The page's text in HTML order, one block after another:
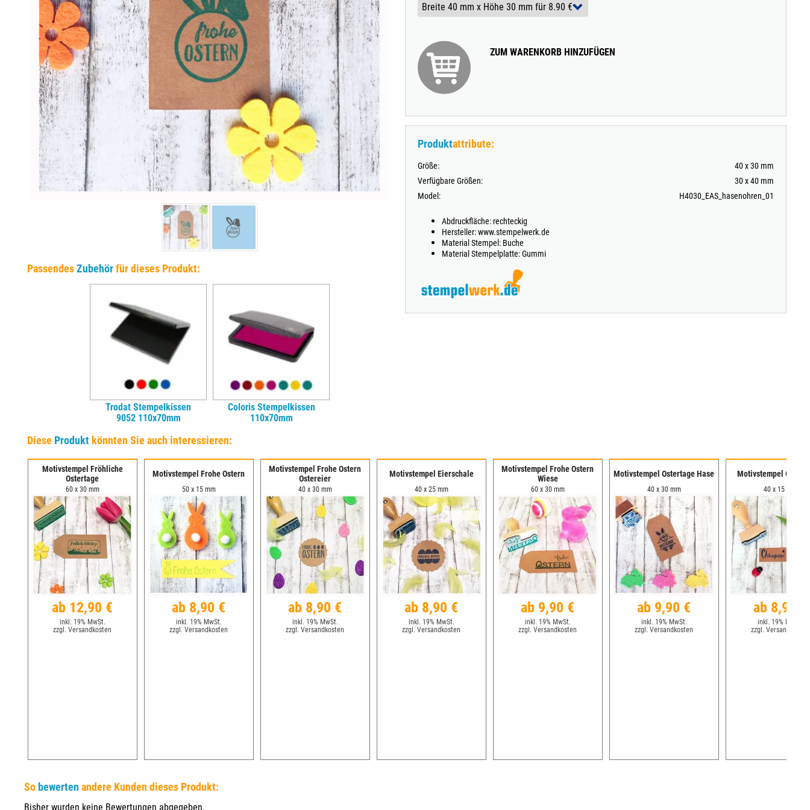
EINSÄTZE FÜR TRODAT PRÄGEZANGEN
DELRINPLATTEN FÜR PRÄGEZANGEN
TRODAT® VINTAGE
TRODAT® CREATIVE MINI STEMPEL + KISSEN SET
PassendesZubehörfür dieses Produkt:
Trodat Stempelkissen
9052 110x70mm
Coloris Stempelkissen
110x70mm
ZUM WARENKORB HINZUFÜGEN
Produktattribute:
Größe:
40 x 30 mm
Verfügbare Größen:
30 x 40 mm
Model:
H4030_EAS_hasenohren_01
Abdruckfläche: rechteckig
Hersteller: www.stempelwerk.de
Material Stempel: Buche
Material Stempelplatte: Gummi
Diese Produktkönnten Sie auch interessieren:
Motivstempel Fröhliche
Ostertage
60 x 30 mm
ab 12,90 €
inkl. 19% MwSt.
zzgl. Versandkosten
Motivstempel Frohe Ostern
50 x 15 mm
ab 8,90 €
inkl. 19% MwSt.
zzgl. Versandkosten
Motivstempel Frohe Ostern
Ostereier
40 x 30 mm
ab 8,90 €
inkl. 19% MwSt.
zzgl. Versandkosten
Motivstempel Eierschale
40 x 25 mm
ab 8,90 €
inkl. 19% MwSt.
zzgl. Versandkosten
Motivstempel Frohe Ostern
Wiese
60 x 30 mm
ab 9,90 €
inkl. 19% MwSt.
zzgl. Versandkosten
Motivstempel Ostertage Hase
40 x 30 mm
ab 9,90 €
inkl. 19% MwSt.
zzgl. Versandkosten
Motivstempel
40 x 15 mm
ab 8,90 €
inkl. 19% MwSt.
zzgl. Versandkosten
So bewerten andere Kunden dieses Produkt:
Bisher wurden keine Bewertungen abgegeben.